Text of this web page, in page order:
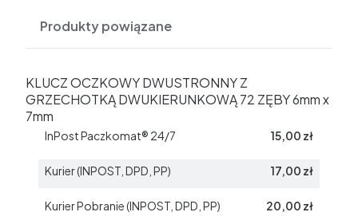
Produkty powiązane
KLUCZ OCZKOWY DWUSTRONNY Z
GRZECHOTKĄ DWUKIERUNKOWĄ 72 ZĘBY 6mm x
7mm
InPost Paczkomat® 24/7 15,00 zł
Kurier (INPOST, DPD, PP) 17,00 zł
Kurier Pobranie (INPOST, DPD, PP) 20,00 zł